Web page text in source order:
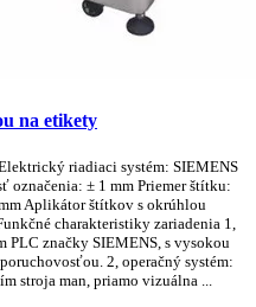
na etikety
riadiaci systém: SIEMENS
označenia: ± 1 mm Priemer štítku:
Aplikátor štítkov s okrúhlou
charakteristiky zariadenia 1,
PLC značky SIEMENS, s vysokou
2, operačný systém:
stroja man, priamo vizuálna ...